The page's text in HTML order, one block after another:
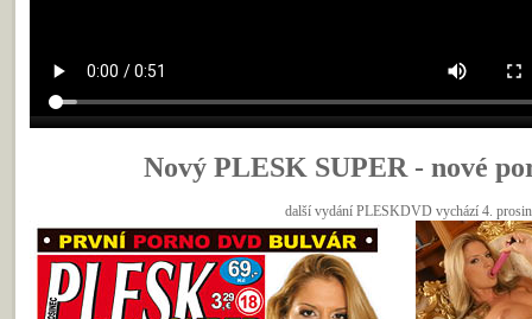
Nový PLESK SUPER - nové
další vydání PLESKDVD vychází 4.